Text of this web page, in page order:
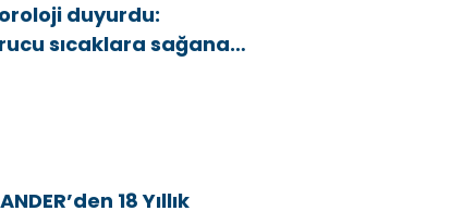
duyurdu:
sıcaklara sağanak
18 Yıllık